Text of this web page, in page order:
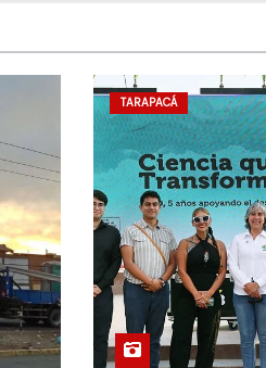
TARAPACÁ